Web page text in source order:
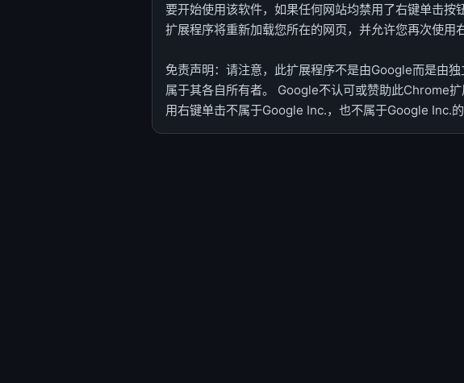
要开始使用该软件，如果任何网站均禁用了右键单击按
扩展程序将重新加载您所在的网页，并允许您再次使用
免责声明：请注意，此扩展程序不是由Google而是由
属于其各自所有者。 Google不认可或赞助此Chrome
用右键单击不属于Google Inc.，也不属于Google Inc.的